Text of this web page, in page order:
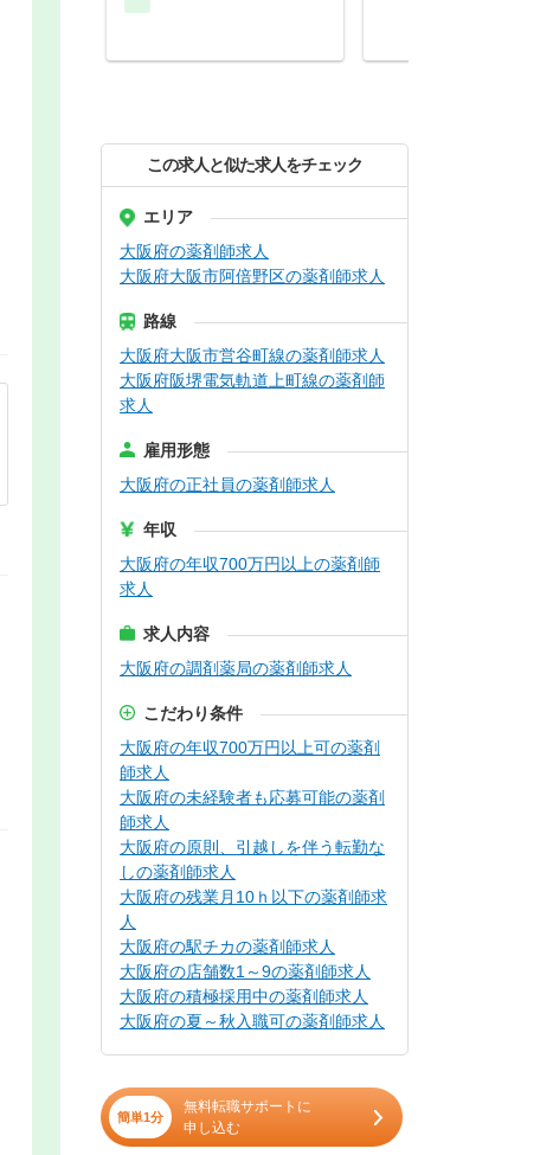
この求人と似た求人をチェック
エリア
大阪府の薬剤師求人
大阪府大阪市阿倍野区の薬剤師求人
路線
大阪府大阪市営谷町線の薬剤師求人
大阪府阪堺電気軌道上町線の薬剤師
求人
雇用形態
大阪府の正社員の薬剤師求人
年収
大阪府の年収700万円以上の薬剤師
求人
求人内容
大阪府の調剤薬局の薬剤師求人
こだわり条件
大阪府の年収700万円以上可の薬剤
師求人
大阪府の未経験者も応募可能の薬剤
師求人
大阪府の原則、引越しを伴う転勤な
しの薬剤師求人
大阪府の残業月10ｈ以下の薬剤師求
人
大阪府の駅チカの薬剤師求人
大阪府の店舗数1～9の薬剤師求人
大阪府の積極採用中の薬剤師求人
大阪府の夏～秋入職可の薬剤師求人
簡単1分
無料転職サポートに
申し込む